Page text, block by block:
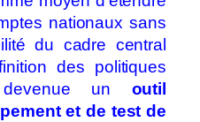
nationaux sans
du cadre central
des politiques
devenue un outil
et de test de